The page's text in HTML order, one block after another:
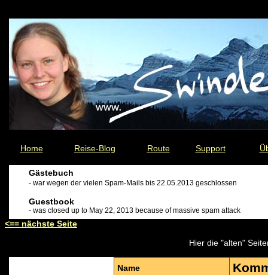
Home Reise-Blog Route Support
Gästebuch
- war wegen der vielen Spam-Mails bis 22.05.2013 geschlossen
Guestbook
- was closed up to May 22, 2013 because of massive spam attack
<== nächste Seite
Hier die "alten"
Name